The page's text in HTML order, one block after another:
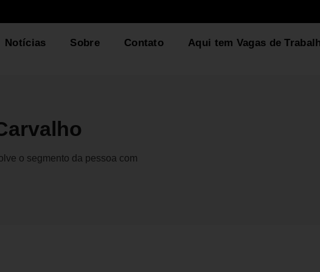
Notícias Sobre Contato Aqui tem Vagas de
o segmento da pessoa com